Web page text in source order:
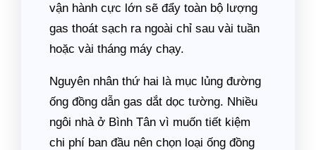
vận hành cực lớn sẽ đẩy toàn bộ lượng
gas thoát sạch ra ngoài chỉ sau vài tuần
hoặc vài tháng máy chạy.
Nguyên nhân thứ hai là mục lủng đường
ống đồng dẫn gas dắt dọc tường. Nhiều
ngôi nhà ở Bình Tân vì muốn tiết kiệm
chi phí ban đầu nên chọn loại ống đồng